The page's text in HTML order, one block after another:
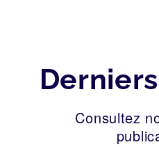
Consultez